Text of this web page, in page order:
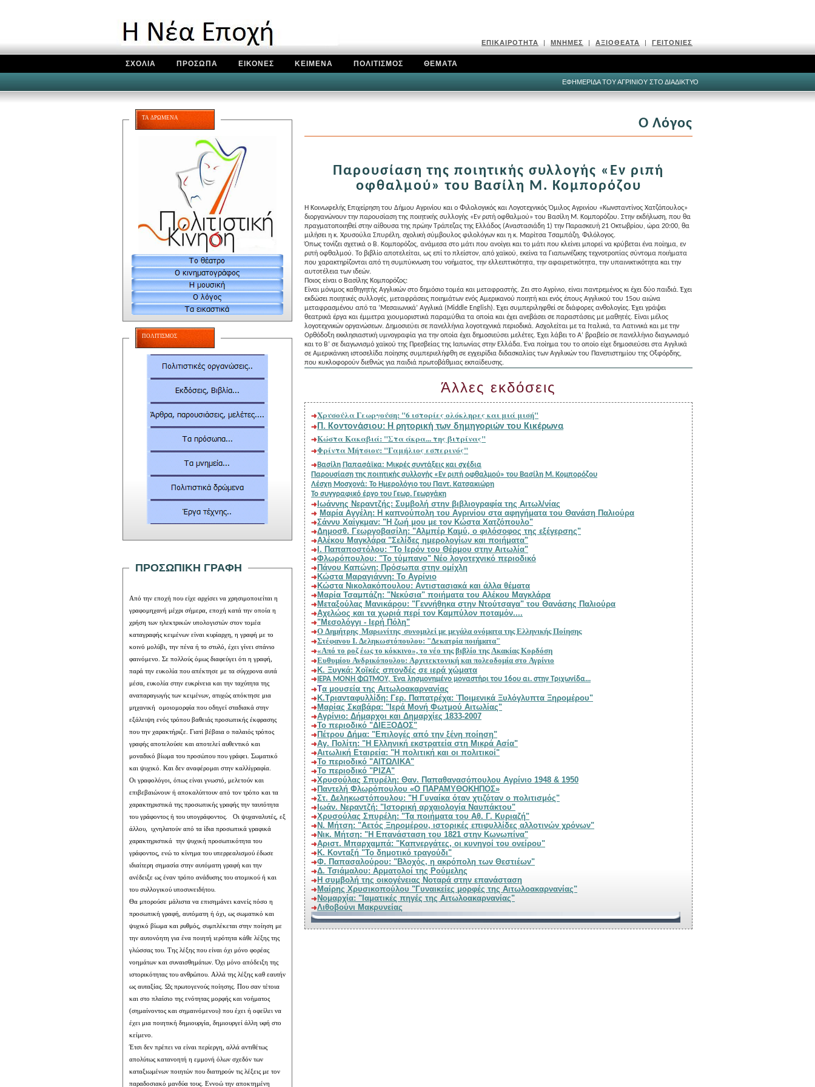
ΕΠΙΚΑΙΡΟΤΗΤΑ | ΜΝΗΜΕΣ | ΑΞΙΟΘΕΑΤΑ | ΓΕΙΤΟΝΙΕΣ
ΣΧΟΛΙΑ ΠΡΟΣΩΠΑ ΕΙΚΟΝΕΣ ΚΕΙΜΕΝΑ ΠΟΛΙΤΙΣΜΟΣ ΘΕΜΑΤΑ
ΕΦΗΜΕΡΙΔΑ ΤΟΥ ΑΓΡΙΝΙΟΥ ΣΤΟ ΔΙΑΔΙΚΤΥΟ
Ο Λόγος
Παρουσίαση της ποιητικής συλλογής «Εν ριπή
οφθαλμού» του Βασίλη Μ. Κομπορόζου
Η Κοινωφελής Επιχείρηση του Δήμου Αγρινίου και ο Φιλολογικός και Λογοτεχνικός Όμιλος Αγρινίου «Κωνσταντίνος Χατζόπουλος»
διοργανώνουν την παρουσίαση της ποιητικής συλλογής «Εν ριπή οφθαλμού» του Βασίλη Μ. Κομπορόζου. Στην εκδήλωση, που θα
πραγματοποιηθεί στην αίθουσα της πρώην Τράπεζας της Ελλάδος (Αναστασιάδη 1) την Παρασκευή 21 Οκτωβρίου, ώρα 20:00, θα
μιλήσει η κ. Χρυσούλα Σπυρέλη, σχολική σύμβουλος φιλολόγων και η κ. Μαρίτσα Τσαμπάζη, Φιλόλογος.
Όπως τονίζει σχετικά ο Β. Κομπορόζος, ανάμεσα στο μάτι που ανοίγει και το μάτι που κλείνει μπορεί να κρύβεται ένα ποίημα, εν
ριπή οφθαλμού. Το βιβλίο αποτελείται, ως επί το πλείστον, από χαϊκού, εκείνα τα Γιαπωνέζικης τεχνοτροπίας σύντομα ποιήματα
που χαρακτηρίζονται από τη συμπύκνωση του νοήματος, την ελλειπτικότητα, την αφαιρετικότητα, την υπαινικτικότητα και την
αυτοτέλεια των ιδεών.
Ποιος είναι ο Βασίλης Κομπορόζος:
Είναι μόνιμος καθηγητής Αγγλικών στο δημόσιο τομέα και μεταφραστής. Ζει στο Αγρίνιο, είναι παντρεμένος κι έχει δύο παιδιά. Έχει
εκδώσει ποιητικές συλλογές, μεταφράσεις ποιημάτων ενός Αμερικανού ποιητή και ενός έπους Αγγλικού του 15ου αιώνα
μεταφρασμένου από τα ‘Μεσαιωνικά’ Αγγλικά (Middle English). Έχει συμπεριληφθεί σε διάφορες ανθολογίες. Έχει γράψει
θεατρικά έργα και έμμετρα χιουμοριστικά παραμύθια τα οποία και έχει ανεβάσει σε παραστάσεις με μαθητές. Είναι μέλος
λογοτεχνικών οργανώσεων. Δημοσιεύει σε πανελλήνια λογοτεχνικά περιοδικά. Ασχολείται με τα Ιταλικά, τα Λατινικά και με την
Ορθόδοξη εκκλησιαστική υμνογραφία για την οποία έχει δημοσιεύσει μελέτες. Έχει λάβει το Α’ βραβείο σε πανελλήνιο διαγωνισμό
και το Β’ σε διαγωνισμό χαϊκού της Πρεσβείας της Ιαπωνίας στην Ελλάδα. Ένα ποίημα του το οποίο είχε δημοσιεύσει στα Αγγλικά
σε Αμερικάνικη ιστοσελίδα ποίησης συμπεριελήφθη σε εγχειρίδια διδασκαλίας των Αγγλικών του Πανεπιστημίου της Οξφόρδης,
που κυκλοφορούν διεθνώς για παιδιά πρωτοβάθμιας εκπαίδευσης.
Άλλες εκδόσεις
Χρυσούλα Γεωργούση: "6 ιστορίες ολόκληρες και μιά μισή"
Π. Κοντονάσιου: Η ρητορική των δημηγοριών του Κικέρωνα
Κώστα Κακαβιά: "Στα άκρα... της βιτρίνας"
Φρίντα Μήτσιου: "Γαμήλιος εσπερινός"
Βασίλη Παπασάϊκα: Μικρές συντάξεις και σχέδια
Παρουσίαση της ποιητικής συλλογής «Εν ριπή οφθαλμού» του Βασίλη Μ. Κομπορόζου
Λέσχη Μοσχονά: To Ημερολόγιο του Παντ. Κατσακιώρη
To συγγραφικό έργο του Γεωρ. Γεωργάκη
Ιωάννης Νεραντζής: Συμβολή στην βιβλιογραφία της Αιτωλ/νίας
Μαρία Αγγέλη: Η καπνούπολη του Αγρινίου στα αφηγήματα του Θανάση Παλιούρα
Σάννυ Χαίγκμαν: "Η ζωή μου με τον Κώστα Χατζόπουλο"
Δημοσθ. Γεωργοβασίλη: "Αλμπέρ Καμύ, ο φιλόσοφος της εξέγερσης"
Αλέκου Μαγκλάρα "Σελίδες ημερολογίων και ποιήματα"
Ι. Παπαποστόλου: "Το Ιερόν του Θέρμου στην Αιτωλία"
Φλωρόπουλου: "Το τύμπανο" Νέο λογοτεχνικό περιοδικό
Πάνου Καπώνη: Πρόσωπα στην ομίχλη
Κώστα Μαραγιάννη: Το Αγρίνιο
Κώστα Νικολακόπουλου: Αντιστασιακά και άλλα θέματα
Μ
αρία Τσαμπάζη: "Νεκύσια" ποιήματα του Αλέκου Μαγκλάρα
Μεταξούλας Μανικάρου: "Γεννήθηκα στην Ντούτσαγα" του Θανάσης Παλιούρα
Αχελώος και τα χωριά περί τον Καμπύλον ποταμόν....
"Μεσολόγγι - Ιερή Πόλη"
Ο Δημήτρης Μαρωνίτης συνομιλεί με μεγάλα ονόματα της Ελληνικής Ποίησης
Στέφανου Ι. Δεληκωστόπουλου: "Δεκατρία ποιήματα"
«Από το ροζ έως το κόκκινο», το νέο της βιβλίο της Ακακίας Κορδόση
Ευθυμίου Ανδρικόπουλου: Αρχιτεκτονική και πολεοδομία στο Αγρίνιο
Κ. Ξυγκά: Χοϊκές σπονδές σε ιερά χώματα
ΕΡΑ ΜΟΝΗ ΦΩΤΜΟΥ, Ένα λησμονημένο μοναστήρι του 16ου αι. στην Τριχωνίδα...
Τ
α μουσεία της Αιτωλοακαρνανίας
K.Τριανταφυλλίδη: Γερ. Παπατρέχα: ¨Ποιμενικά Ξυλόγλυπτα Ξηρομέρου"
Μαρίας Σκαβάρα: "Ιερά Μονή Φωτμού Αιτωλίας"
Αγρίνιο: Δήμαρχοι και Δημαρχίες 1833-2007
Το περιοδικό "ΔΙΕΞΟΔΟΣ"
Πέτρου Δήμα: "Επιλογές από την ξένη ποίηση"
Αγ. Πολίτη: "Η Ελληνική εκστρατεία στη Μικρά Ασία"
Αιτωλική Εταιρεία: "Η πολιτική και οι πολιτικοί"
Το περιοδικό "ΑΙΤΩΛΙΚΑ"
Το περιοδικό "ΡΙΖΑ"
Χρυσούλας Σπυρέλη: Θαν. Παπαθανασόπουλου Αγρίνιο 1948 & 1950
Παντελή Φλωρόπουλου «Ο ΠΑΡΑΜΥΘΟΚΗΠΟΣ»
Στ. Δεληκωστόπουλου: "Η Γυναίκα όταν χτιζόταν ο πολιτισμός"
Ιωάν. Νεραντζή: "Ιστορική αρχαιολογία Ναυπάκτου"
Χρυσούλας Σπυρέλη: "Τα ποιήματα του Αθ. Γ. Κυριαζή"
Ν. Μήτση: "Αετός Ξηρομέρου, ιστορικές επιφυλλίδες αλλοτινών χρόνων"
Νικ. Μήτση: "Η Επανάσταση του 1821 στην Κωνωπίνα"
Αριστ. Μπαρχαμπά: "Καπνεργάτες, οι κυνηγοί του ονείρου"
Κ. Κονταξή "Το δημοτικό τραγούδι"
Φ. Παπασαλούρου: "Βλοχός, η ακρόπολη των Θεστιέων"
Δ. Τσιάμαλου: Αρματολοί της Ρούμελης
Η συμβολή της οικογένειας Νοταρά στην επανάσταση
Μαίρης Χρυσικοπούλου "Γυναικείες μορφές της Αιτωλοακαρνανίας"
Νομαρχία: "Ιαματικές πηγές της Αιτωλοακαρνανίας"
Λιθοβούνι Μακρυνείας
ΤΑ ΔΡΩΜΕΝΑ
ΠΟΛΙΤΙΣΜΟΣ
ΠΡΟΣΩΠΙΚΗ ΓΡΑΦΗ
Από την εποχή που είχε αρχίσει να χρησιμοποιείται η
γραφομηχανή μέχρι σήμερα, εποχή κατά την οποία η
χρήση των ηλεκτρικών υπολογιστών στον τομέα
καταγραφής κειμένων είναι κυρίαρχη, η γραφή με το
κοινό μολύβι, την πένα ή το στυλό, έχει γίνει σπάνιο
φαινόμενο. Σε πολλούς όμως διαφεύγει ότι η γραφή,
παρά την ευκολία που απέκτησε με τα σύγχρονα αυτά
μέσα, ευκολία στην ευκρίνεια και την ταχύτητα της
αναπαραγωγής των κειμένων, ατυχώς απόκτησε μια
μηχανική
ομοιομορφία που οδηγεί σταδιακά στην
εξάλειψη ενός τρόπου βαθειάς προσωπικής έκφρασης
που την χαρακτήριζε. Γιατί βέβαια ο παλαιός τρόπος
γραφής αποτελούσε και αποτελεί αυθεντικό και
μοναδικό βίωμα του προσώπου που γράφει. Σωματικό
και ψυχικό.
Και δεν αναφέρομαι στην καλλίγραφία.
Οι γραφολόγοι, όπως είναι γνωστό, μελετούν και
επιβεβαιώνουν ή αποκαλύπτουν από τον τρόπο και τα
χαρακτηριστικά της προσωπικής γραφής την ταυτότητα
του γράφοντος ή του υπογράφοντος.
Οι ψυχαναλυτές, εξ
άλλου,
ιχνηλατούν από τα ίδια προσωπικά γραφικά
χαρακτηριστικά την ψυχική προσωπικότητα του
γράφοντος, ενώ το κίνημα του υπερρεαλισμού έδωσε
ιδιαίτερη σημασία στην αυτόματη γραφή και την
ανέδειξε ως έναν τρόπο ανάδυσης του ατομικού ή και
του συλλογικού υποσυνειδήτου.
Θα μπορούσε μάλιστα να επισημάνει κανείς πόσο η
προσωπική γραφή, αυτόματη ή όχι, ως σωματικό και
ψυχικό βίωμα και ρυθμός, συμπλέκεται στην ποίηση με
την αυτονόητη για ένα ποιητή ιερότητα κάθε λέξης της
γλώσσας του. Της λέξης που είναι όχι μόνο φορέας
νοημάτων και συναισθημάτων. Όχι μόνο απόδειξη της
ιστορικότητας του ανθρώπου. Αλλά της λέξης καθ εαυτήν
ως αυταξίας. Ως πρωτογενούς ποίησης. Που σαν τέτοια
και στο πλαίσιο της ενότητας μορφής και νοήματος
(σημαίνοντος και σημαινόμενου) που έχει ή οφείλει να
έχει μια ποιητική δημιουργία, δημιουργεί άλλη υφή στο
κείμενο.
Έτσι δεν πρέπει να είναι περίεργη, αλλά αντιθέτως
απολύτως κατανοητή η εμμονή όλων σχεδόν των
καταξιωμένων ποιητών που διατηρούν τις λέξεις με τον
παραδοσιακό μανδύα τους. Εννοώ την αποκτημένη